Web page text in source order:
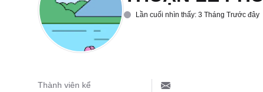
Lần cuối nhìn thấy: 3 Tháng Trước đây
Thành viên kể